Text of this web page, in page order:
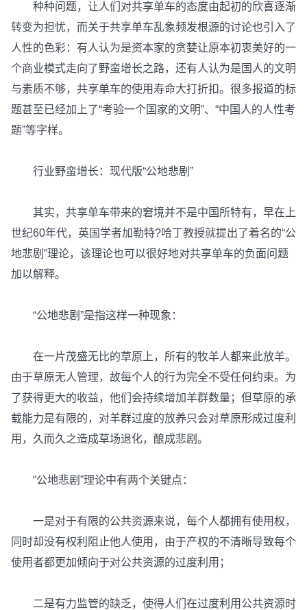
种种问题，让人们对共享单车的态度由起初的欣喜逐渐
转变为担忧，而关于共享单车乱象频发根源的讨论也引入了
人性的色彩：有人认为是资本家的贪婪让原本初衷美好的一
个商业模式走向了野蛮增长之路，还有人认为是国人的文明
与素质不够，共享单车的使用寿命大打折扣。很多报道的标
题甚至已经加上了“考验一个国家的文明”、“中国人的人性考
题”等字样。
行业野蛮增长：现代版“公地悲剧”
其实，共享单车带来的窘境并不是中国所特有，早在上
世纪60年代，英国学者加勒特?哈丁教授就提出了着名的“公
地悲剧”理论，该理论也可以很好地对共享单车的负面问题
加以解释。
“公地悲剧”是指这样一种现象：
在一片茂盛无比的草原上，所有的牧羊人都来此放羊。
由于草原无人管理，故每个人的行为完全不受任何约束。为
了获得更大的收益，他们会持续增加羊群数量；但草原的承
载能力是有限的，对羊群过度的放养只会对草原形成过度利
用，久而久之造成草场退化，酿成悲剧。
“公地悲剧”理论中有两个关键点：
一是对于有限的公共资源来说，每个人都拥有使用权，
同时却没有权利阻止他人使用，由于产权的不清晰导致每个
使用者都更加倾向于对公共资源的过度利用；
二是有力监管的缺乏，使得人们在过度利用公共资源时